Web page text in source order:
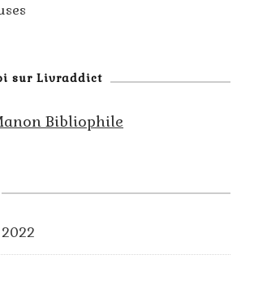
sur Livraddict
Bibliophile